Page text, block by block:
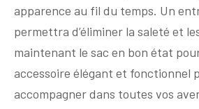
apparence au fil du temps. Un
permettra d’éliminer la saleté et
maintenant le sac en bon état
accessoire élégant et fonctionnel
accompagner dans toutes vos